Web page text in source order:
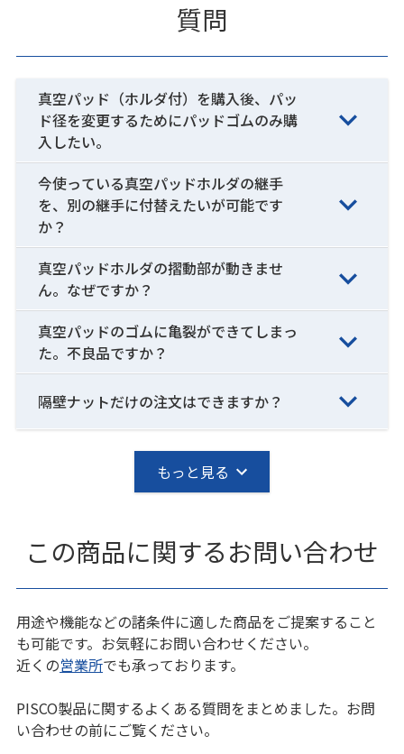
質問
真空パッド（ホルダ付）を購入後、パッ
ド径を変更するためにパッドゴムのみ購
入したい。
今使っている真空パッドホルダの継手
を、別の継手に付替えたいが可能です
か？
真空パッドホルダの摺動部が動きませ
ん。なぜですか？
真空パッドのゴムに亀裂ができてしまっ
た。不良品ですか？
隔壁ナットだけの注文はできますか？
もっと見る
この商品に関するお問い合わせ
用途や機能などの諸条件に適した商品をご提案すること
も可能です。お気軽にお問い合わせください。
近くの営業所でも承っております。
PISCO製品に関するよくある質問をまとめました。お問
い合わせの前にご覧ください。